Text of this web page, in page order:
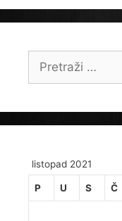
listopad 2021
P U S Č